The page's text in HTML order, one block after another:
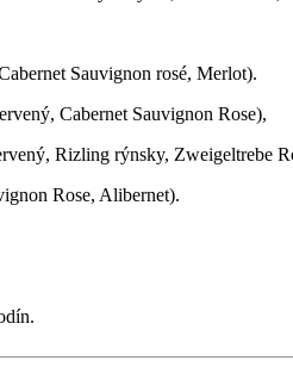
Sauvignon rosé, Merlot).
Cabernet Sauvignon Rose),
Rizling rýnsky, Zweigeltrebe
Rose, Alibernet).